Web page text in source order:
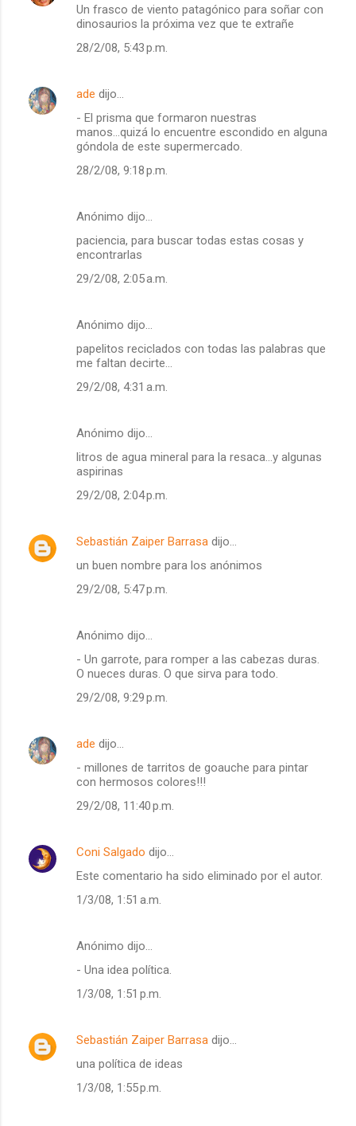
Un frasco de viento patagónico para soñar con
dinosaurios la próxima vez que te extrañe
28/2/08, 5:43 p.m.
ade dijo…
- El prisma que formaron nuestras
manos...quizá lo encuentre escondido en alguna
góndola de este supermercado.
28/2/08, 9:18 p.m.
Anónimo dijo…
paciencia, para buscar todas estas cosas y
encontrarlas
29/2/08, 2:05 a.m.
Anónimo dijo…
papelitos reciclados con todas las palabras que
me faltan decirte...
29/2/08, 4:31 a.m.
Anónimo dijo…
litros de agua mineral para la resaca...y algunas
aspirinas
29/2/08, 2:04 p.m.
Sebastián Zaiper Barrasa dijo…
un buen nombre para los anónimos
29/2/08, 5:47 p.m.
Anónimo dijo…
- Un garrote, para romper a las cabezas duras.
O nueces duras. O que sirva para todo.
29/2/08, 9:29 p.m.
ade dijo…
- millones de tarritos de goauche para pintar
con hermosos colores!!!
29/2/08, 11:40 p.m.
Coni Salgado dijo…
Este comentario ha sido eliminado por el autor.
1/3/08, 1:51 a.m.
Anónimo dijo…
- Una idea política.
1/3/08, 1:51 p.m.
Sebastián Zaiper Barrasa dijo…
una política de ideas
1/3/08, 1:55 p.m.